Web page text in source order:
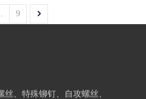
9
、特殊铆钉、自攻螺丝、